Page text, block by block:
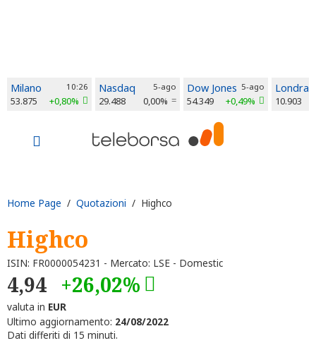
Milano 10:26
53.875 +0,80%
Nasdaq 5-ago
29.488 0,00%
Dow Jones 5-ago
54.349 +0,49%
Londra
10.903
Home Page / Quotazioni / Highco
Highco
ISIN: FR0000054231 - Mercato: LSE - Domestic
4,94 +26,02%
valuta in EUR
Ultimo aggiornamento: 24/08/2022
Dati differiti di 15 minuti.